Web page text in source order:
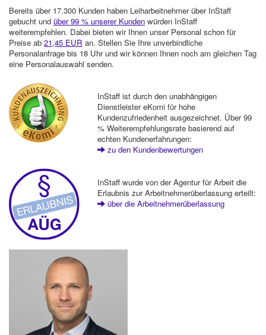
Bereits über 17.300 Kunden haben Leiharbeitnehmer über InStaff
gebucht und über 99 % unserer Kunden würden InStaff
weiterempfehlen. Dabei bieten wir Ihnen unser Personal schon für
Preise ab 21,45 EUR an. Stellen Sie Ihre unverbindliche
Personalanfrage bis 18 Uhr und wir können Ihnen noch am gleichen Tag
eine Personalauswahl senden.
InStaff ist durch den unabhängigen
Dienstleister eKomi für hohe
Kundenzufriedenheit ausgezeichnet. Über 99
% Weiterempfehlungsrate basierend auf
echten Kundenerfahrungen:
zu den Kundenbewertungen
InStaff wurde von der Agentur für Arbeit die
Erlaubnis zur Arbeitnehmerüberlassung erteilt:
über die Arbeitnehmerüberlassung